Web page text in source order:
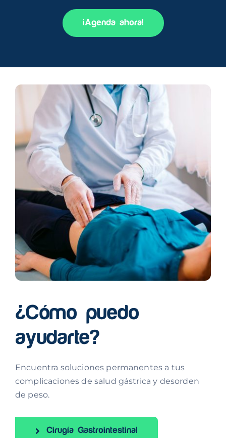
¡Agenda ahora!
¿Cómo puedo
ayudarte?
Encuentra soluciones permanentes a tus
complicaciones de salud gástrica y desorden
de peso.
Cirugía Gastrointestinal